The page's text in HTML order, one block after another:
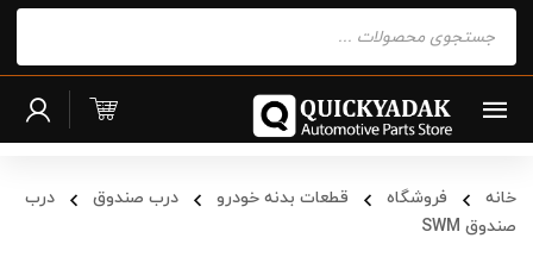
search
خانه فروشگاه قطعات بدنه خودرو درب صندوق
درب
صندوق SWM